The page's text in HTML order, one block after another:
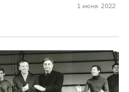
1 июня 2022